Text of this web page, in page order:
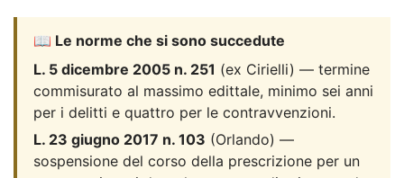
📖 Le norme che si sono succedute
L. 5 dicembre 2005 n. 251 (ex Cirielli) — termine
commisurato al massimo edittale, minimo sei anni
per i delitti e quattro per le contravvenzioni.
L. 23 giugno 2017 n. 103 (Orlando) —
sospensione del corso della prescrizione per un